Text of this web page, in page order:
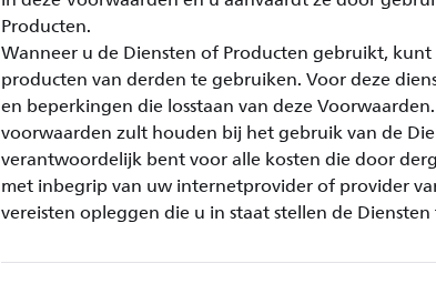
Producten.
Wanneer u de Diensten of Producten gebruikt,
producten van derden te gebruiken. Voor deze
en beperkingen die losstaan van deze
voorwaarden zult houden bij het gebruik van de
verantwoordelijk bent voor alle kosten die door
met inbegrip van uw internetprovider of provider
vereisten opleggen die u in staat stellen de